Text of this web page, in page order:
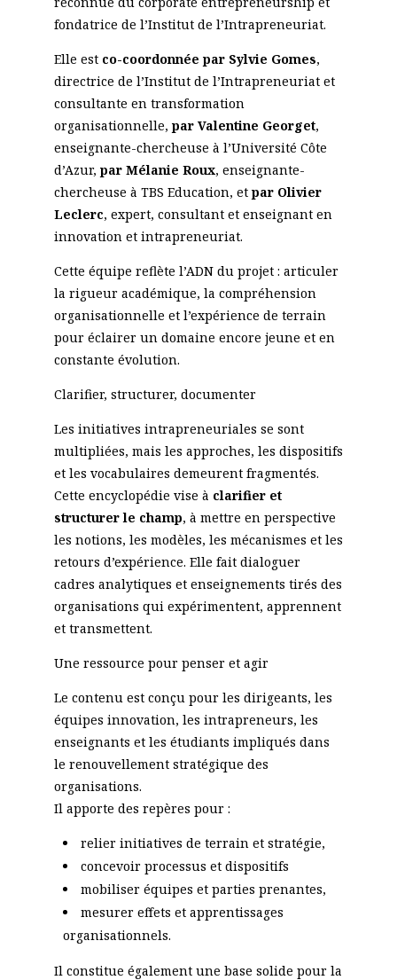
fondatrice de l’Institut de l’Intrapreneuriat.
Elle est co-coordonnée par Sylvie Gomes,
directrice de l’Institut de l’Intrapreneuriat et
consultante en transformation
organisationnelle, par Valentine Georget,
enseignante-chercheuse à l’Université Côte
d’Azur, par Mélanie Roux, enseignante-
chercheuse à TBS Education, et par Olivier
Leclerc, expert, consultant et enseignant en
innovation et intrapreneuriat.
Cette équipe reflète l’ADN du projet : articuler
la rigueur académique, la compréhension
organisationnelle et l’expérience de terrain
pour éclairer un domaine encore jeune et en
constante évolution.
Clarifier, structurer, documenter
Les initiatives intrapreneuriales se sont
multipliées, mais les approches, les dispositifs
et les vocabulaires demeurent fragmentés.
Cette encyclopédie vise à clarifier et
structurer le champ, à mettre en perspective
les notions, les modèles, les mécanismes et les
retours d’expérience. Elle fait dialoguer
cadres analytiques et enseignements tirés des
organisations qui expérimentent, apprennent
et transmettent.
Une ressource pour penser et agir
Le contenu est conçu pour les dirigeants, les
équipes innovation, les intrapreneurs, les
enseignants et les étudiants impliqués dans
le renouvellement stratégique des
organisations.
Il apporte des repères pour :
relier initiatives de terrain et stratégie,
concevoir processus et dispositifs
mobiliser équipes et parties prenantes,
mesurer effets et apprentissages
organisationnels.
Il constitue également une base solide pour la